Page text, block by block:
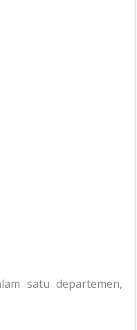
satu departemen,